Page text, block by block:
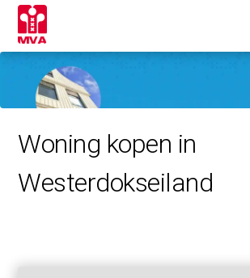
Woning kopen in
Westerdokseiland